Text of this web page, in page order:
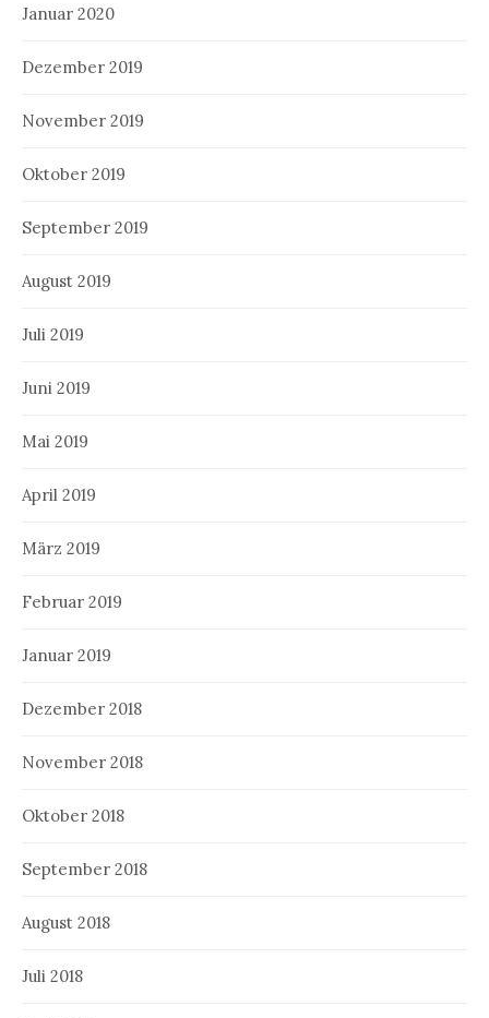
Januar 2020
Dezember 2019
November 2019
Oktober 2019
September 2019
August 2019
Juli 2019
Juni 2019
Mai 2019
April 2019
März 2019
Februar 2019
Januar 2019
Dezember 2018
November 2018
Oktober 2018
September 2018
August 2018
Juli 2018